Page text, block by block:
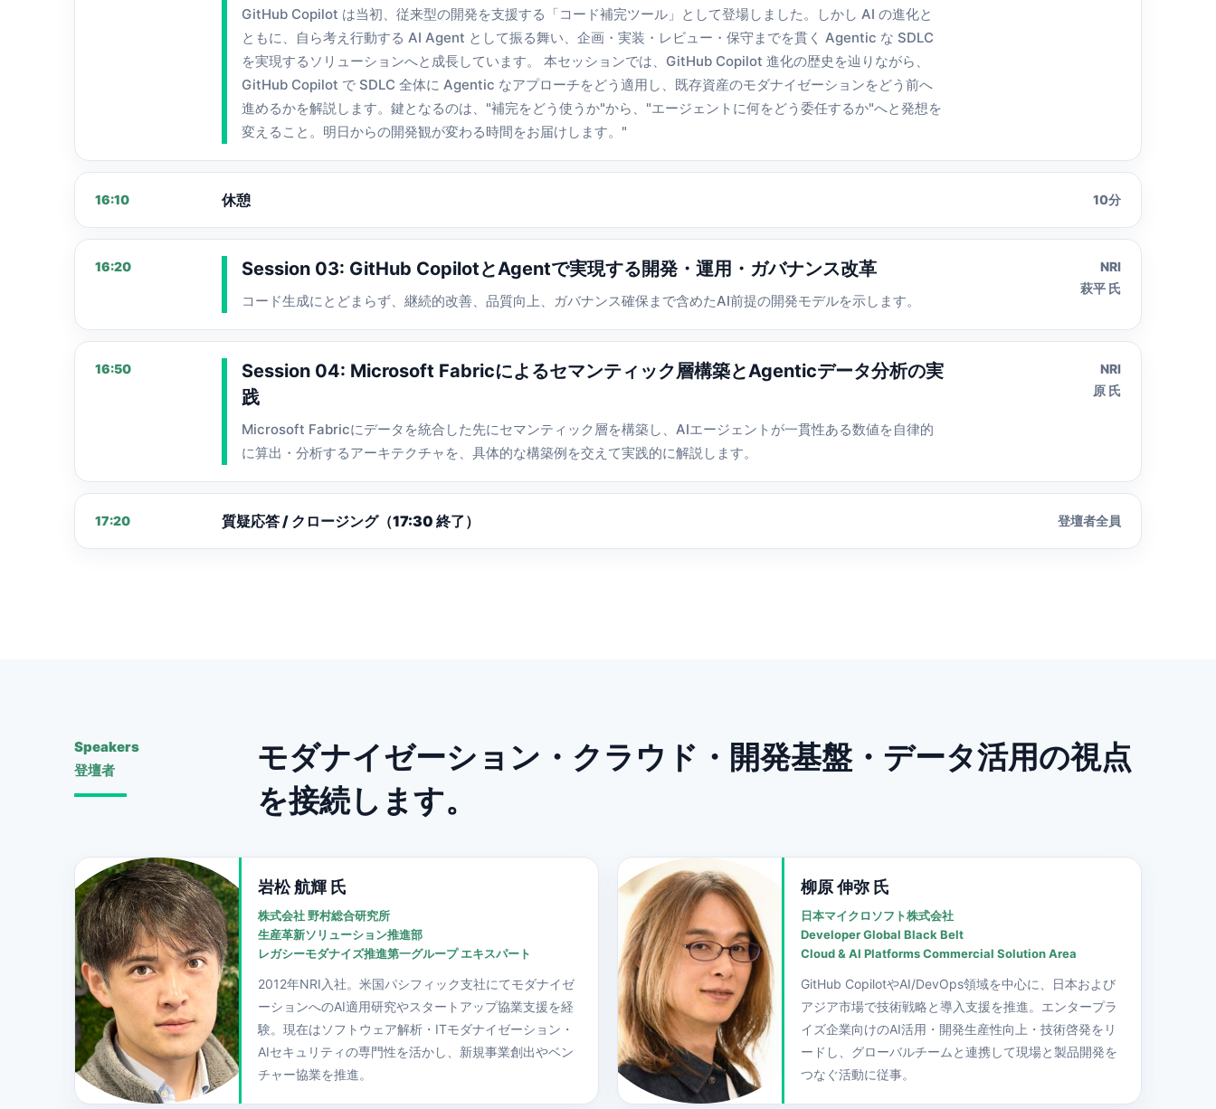
GitHub Copilot は当初、従来型の開発を支援する「コード補完ツール」として登場しました。しかし AI の進化と
ともに、自ら考え行動する AI Agent として振る舞い、企画・実装・レビュー・保守までを貫く Agentic な SDLC
を実現するソリューションへと成長しています。 本セッションでは、GitHub Copilot 進化の歴史を辿りながら、
GitHub Copilot で SDLC 全体に Agentic なアプローチをどう適用し、既存資産のモダナイゼーションをどう前へ
進めるかを解説します。鍵となるのは、"補完をどう使うか"から、"エージェントに何をどう委任するか"へと発想を
変えること。明日からの開発観が変わる時間をお届けします。"
16:10 休憩 10分
16:20 Session 03: GitHub CopilotとAgentで実現する開発・運用・ガバナンス改革
コード生成にとどまらず、継続的改善、品質向上、ガバナンス確保まで含めたAI前提の開発モデルを示します。
NRI
萩平 氏
16:50
Session 04: Microsoft Fabricによるセマンティック層構築とAgenticデータ分析の実
践
Microsoft Fabricにデータを統合した先にセマンティック層を構築し、AIエージェントが一貫性ある数値を自律的
に算出・分析するアーキテクチャを、具体的な構築例を交えて実践的に解説します。
NRI
原 氏
17:20 質疑応答 / クロージング（17:30 終了） 登壇者全員
Speakers
登壇者
モダナイゼーション・クラウド・開発基盤・データ活用の視点
を接続します。
岩松 航輝 氏
株式会社 野村総合研究所
生産革新ソリューション推進部
レガシーモダナイズ推進第一グループ エキスパート
2012年NRI入社。米国パシフィック支社にてモダナイゼ
ーションへのAI適用研究やスタートアップ協業支援を経
験。現在はソフトウェア解析・ITモダナイゼーション・
AIセキュリティの専門性を活かし、新規事業創出やベン
チャー協業を推進。
柳原 伸弥 氏
日本マイクロソフト株式会社
Developer Global Black Belt
Cloud & AI Platforms Commercial Solution Area
GitHub CopilotやAI/DevOps領域を中心に、日本および
アジア市場で技術戦略と導入支援を推進。エンタープラ
イズ企業向けのAI活用・開発生産性向上・技術啓発をリ
ードし、グローバルチームと連携して現場と製品開発を
つなぐ活動に従事。